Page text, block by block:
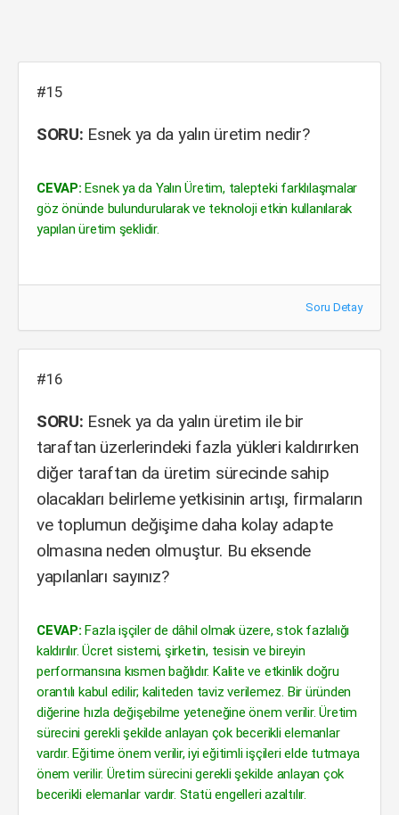
#15
SORU: Esnek ya da yalın üretim nedir?
CEVAP: Esnek ya da Yalın Üretim, talepteki farklılaşmalar
göz önünde bulundurularak ve teknoloji etkin kullanılarak
yapılan üretim şeklidir.
Soru Detay
#16
SORU: Esnek ya da yalın üretim ile bir
taraftan üzerlerindeki fazla yükleri kaldırırken
diğer taraftan da üretim sürecinde sahip
olacakları belirleme yetkisinin artışı, firmaların
ve toplumun değişime daha kolay adapte
olmasına neden olmuştur. Bu eksende
yapılanları sayınız?
CEVAP: Fazla işçiler de dâhil olmak üzere, stok fazlalığı
kaldırılır. Ücret sistemi, şirketin, tesisin ve bireyin
performansına kısmen bağlıdır. Kalite ve etkinlik doğru
orantılı kabul edilir; kaliteden taviz verilemez. Bir üründen
diğerine hızla değişebilme yeteneğine önem verilir. Üretim
sürecini gerekli şekilde anlayan çok becerikli elemanlar
vardır. Eğitime önem verilir, iyi eğitimli işçileri elde tutmaya
önem verilir. Üretim sürecini gerekli şekilde anlayan çok
becerikli elemanlar vardır. Statü engelleri azaltılır.